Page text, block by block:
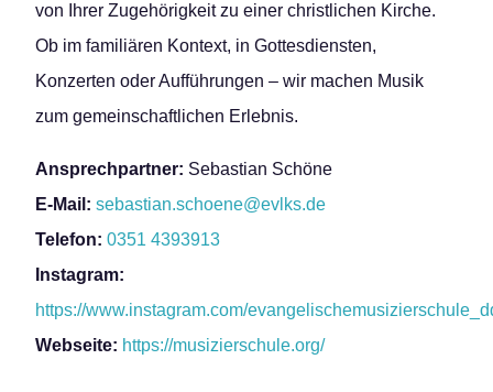
von Ihrer Zugehörigkeit zu einer christlichen Kirche.
Ob im familiären Kontext, in Gottesdiensten,
Konzerten oder Aufführungen – wir machen Musik
zum gemeinschaftlichen Erlebnis.
Ansprechpartner: Sebastian Schöne
E-Mail: sebastian.schoene@evlks.de
Telefon: 0351 4393913
Instagram:
https://www.instagram.com/
Webseite: https://musizierschule.org/